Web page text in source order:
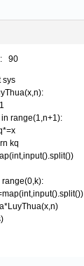
: 90
sys
range(1,n+1):
kq
range(0,k):